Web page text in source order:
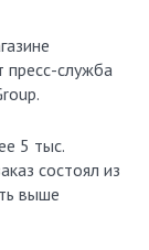
пресс-служба
5 тыс.
состоял из
выше